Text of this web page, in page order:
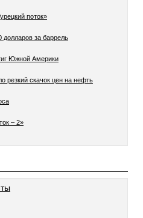
поток»
долларов за баррель
Южной Америки
резкий скачок цен на нефть
– 2»